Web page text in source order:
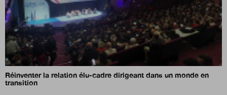
Réinventer la relation élu-cadre dirigeant dans un monde en
transition